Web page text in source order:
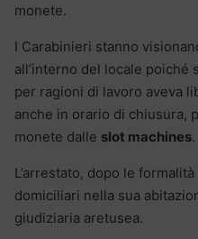
monete.
I Carabinieri stanno
all’interno del locale poiché
per ragioni di lavoro aveva
anche in orario di chiusura,
monete dalle slot machines.
L’arrestato, dopo le
domiciliari nella sua
giudiziaria aretusea.